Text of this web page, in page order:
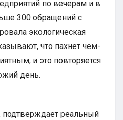
по вечерам и в
300 обращений с
экологическая
что пахнет чем-
и это повторяется
день.
подтверждает реальный